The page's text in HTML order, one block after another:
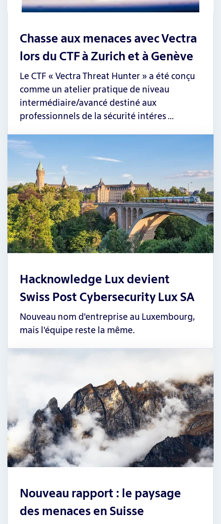
Chasse aux menaces avec Vectra
lors du CTF à Zurich et à Genève
Le CTF « Vectra Threat Hunter » a été conçu
comme un atelier pratique de niveau
intermédiaire/avancé destiné aux
professionnels de la sécurité intéres …
Hacknowledge Lux devient
Swiss Post Cybersecurity Lux SA
Nouveau nom d'entreprise au Luxembourg,
mais l'équipe reste la même.
Nouveau rapport : le paysage
des menaces en Suisse